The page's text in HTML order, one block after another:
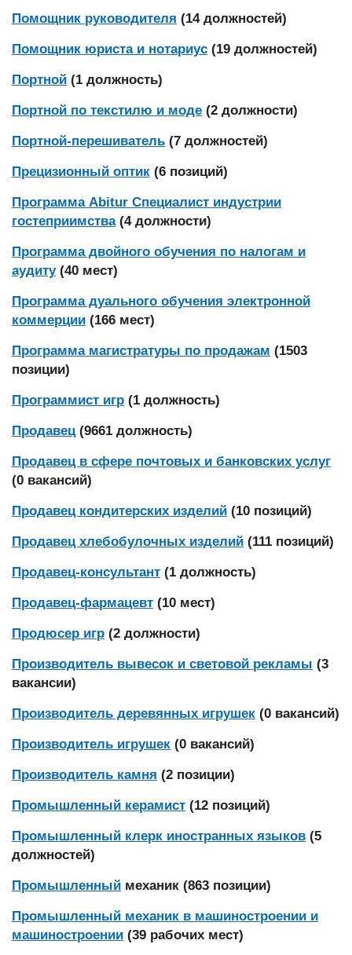
Помощник руководителя (14 должностей)
Помощник юриста и нотариус (19 должностей)
Портной (1 должность)
Портной по текстилю и моде (2 должности)
Портной-перешиватель (7 должностей)
Прецизионный оптик (6 позиций)
Программа Abitur Специалист индустрии
гостеприимства (4 должности)
Программа двойного обучения по налогам и
аудиту (40 мест)
Программа дуального обучения электронной
коммерции (166 мест)
Программа магистратуры по продажам (1503
позиции)
Программист игр (1 должность)
Продавец (9661 должность)
Продавец в сфере почтовых и банковских услуг
(0 вакансий)
Продавец кондитерских изделий (10 позиций)
Продавец хлебобулочных изделий (111 позиций)
Продавец-консультант (1 должность)
Продавец-фармацевт (10 мест)
Продюсер игр (2 должности)
Производитель вывесок и световой рекламы (3
вакансии)
Производитель деревянных игрушек (0 вакансий)
Производитель игрушек (0 вакансий)
Производитель камня (2 позиции)
Промышленный керамист (12 позиций)
Промышленный клерк иностранных языков (5
должностей)
Промышленный механик (863 позиции)
Промышленный механик в машиностроении и
машиностроении (39 рабочих мест)